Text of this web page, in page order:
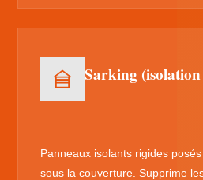
Sarking
Panneaux isolants rigides
sous la couverture. Supprime